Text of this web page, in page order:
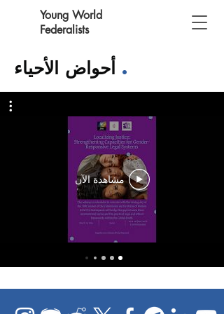
Young World
Federalists
أحواض الأحياء .
مشاهدة الآن